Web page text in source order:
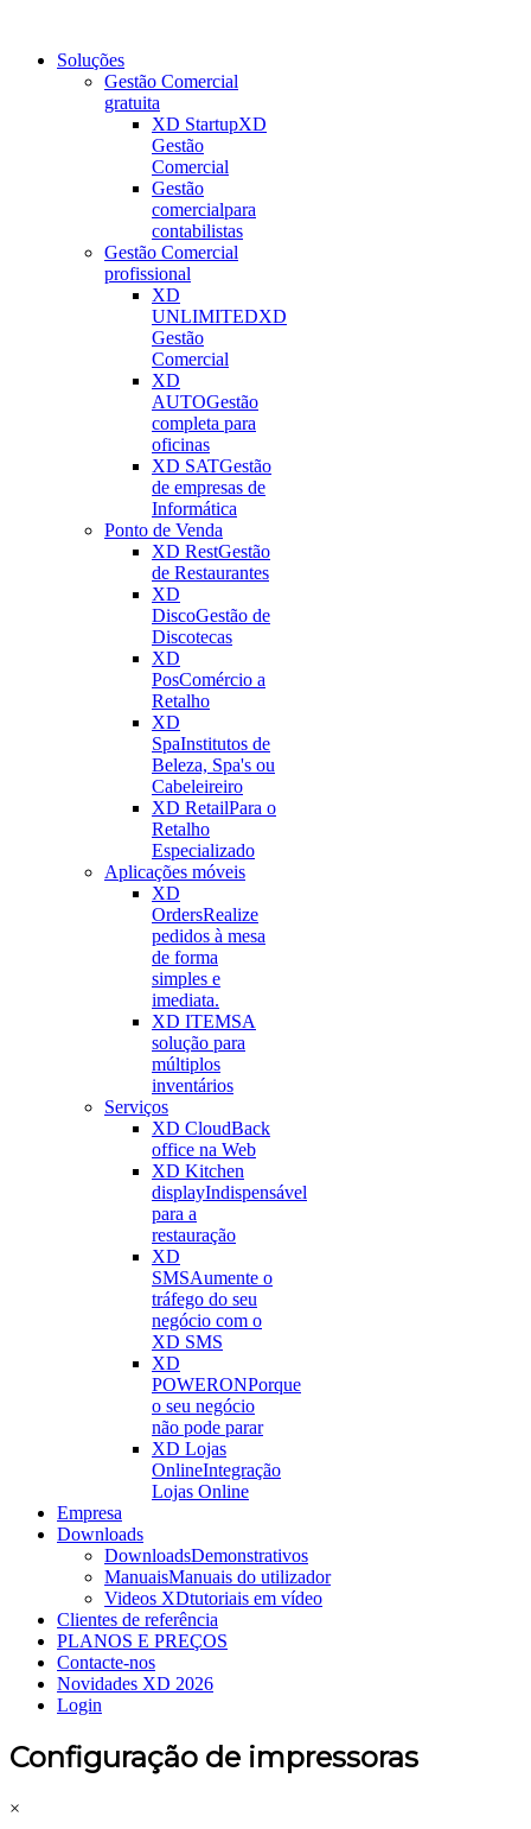
Soluções
Gestão Comercial
gratuita
XD StartupXD
Gestão
Comercial
Gestão
comercialpara
contabilistas
Gestão Comercial
profissional
XD
UNLIMITEDXD
Gestão
Comercial
XD
AUTOGestão
completa para
oficinas
XD SATGestão
de empresas de
Informática
Ponto de Venda
XD RestGestão
de Restaurantes
XD
DiscoGestão de
Discotecas
XD
PosComércio a
Retalho
XD
SpaInstitutos de
Beleza, Spa's ou
Cabeleireiro
XD RetailPara o
Retalho
Especializado
Aplicações móveis
XD
OrdersRealize
pedidos à mesa
de forma
simples e
imediata.
XD ITEMSA
solução para
múltiplos
inventários
Serviços
XD CloudBack
office na Web
XD Kitchen
displayIndispensável
para a
restauração
XD
SMSAumente o
tráfego do seu
negócio com o
XD SMS
XD
POWERONPorque
o seu negócio
não pode parar
XD Lojas
OnlineIntegração
Lojas Online
Empresa
Downloads
DownloadsDemonstrativos
ManuaisManuais do utilizador
Videos XDtutoriais em vídeo
Clientes de referência
PLANOS E PREÇOS
Contacte-nos
Novidades XD 2026
Login
Configuração de impressoras
×